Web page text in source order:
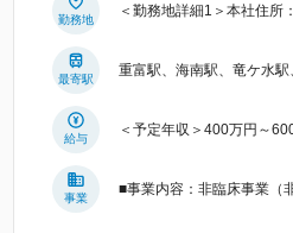
勤務地
＜勤務地詳細1＞本社住所
最寄駅
重富駅、海南駅、竜ケ水
給与
＜予定年収＞400万円～
事業
■事業内容：非臨床事業（